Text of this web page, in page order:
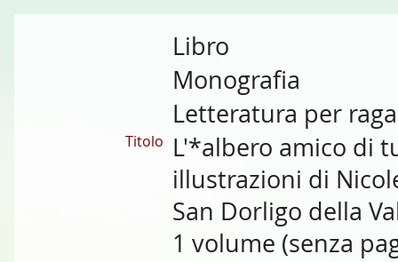
Libro
Monografia
Letteratura per
Titolo L'*albero amico di
illustrazioni di
San Dorligo della
1 volume (senza